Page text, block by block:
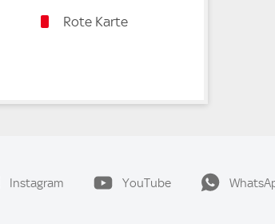
Rote Karte
Instagram YouTube